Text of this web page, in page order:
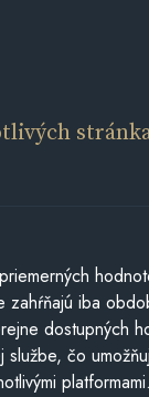
zahŕňajú iba
dostupných
službe, čo
platformami.